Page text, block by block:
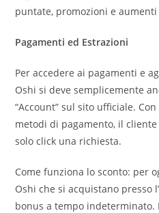
puntate, promozioni e
Pagamenti ed Estrazioni
Per accedere ai pagamenti e
Oshi si deve semplicemente
“Account” sul sito ufficiale.
metodi di pagamento, il
solo click una richiesta.
Come funziona lo sconto: per
Oshi che si acquistano presso
bonus a tempo indeterminato.